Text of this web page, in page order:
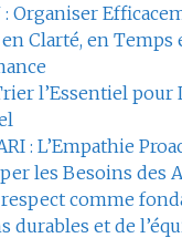
: Organiser
Clarté, en Temps
l’Essentiel
: L’Empathie
les Besoins des
respect comme
durables et de